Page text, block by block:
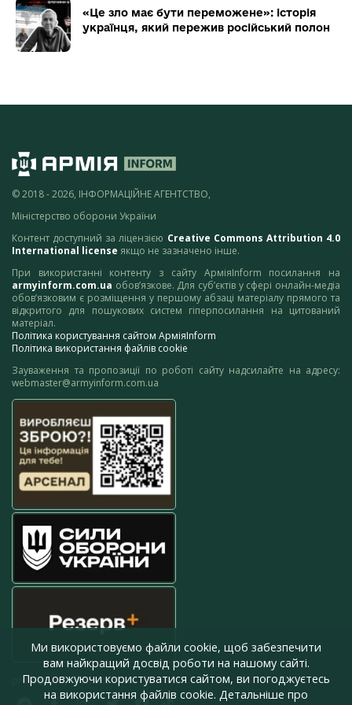
«Це зло має бути переможене»: історія
українця, який пережив російський полон
© 2018 - 2026, ІНФОРМАЦІЙНЕ АГЕНТСТВО,
Міністерство оборони України
Контент доступний за ліцензією Creative Commons Attribution 4.0
International license якщо не зазначено інше.
При використанні контенту з сайту АрміяInform посилання на
armyinform.com.ua обов’язкове. Для суб’єктів у сфері онлайн-медіа
обов’язковим є розміщення у першому абзаці матеріалу прямого та
відкритого для пошукових систем гіперпосилання на цитований
матеріал.
Політика користування сайтом АрміяInform
Політика використання файлів cookie
Зауваження та пропозиції по роботі сайту надсилайте на адресу:
webmaster@armyinform.com.ua
press@armyinform.com.ua
Ми використовуємо файли cookie, щоб забезпечити
вам найкращий досвід роботи на нашому сайті.
Продовжуючи користуватися сайтом, ви погоджуєтесь
на використання файлів cookie. Детальніше про